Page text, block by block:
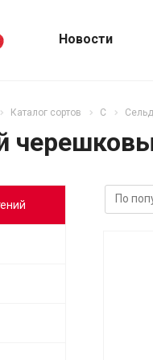
Новости
Каталог сортов С